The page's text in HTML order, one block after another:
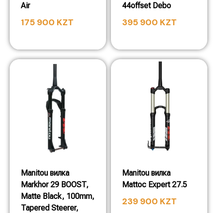
Air
175 900 KZT
44offset Debo
395 900 KZT
Manitou вилка
Markhor 29 BOOST,
Matte Black, 100mm,
Tapered Steerer,
Manitou вилка
Mattoc Expert 27.5
239 900 KZT